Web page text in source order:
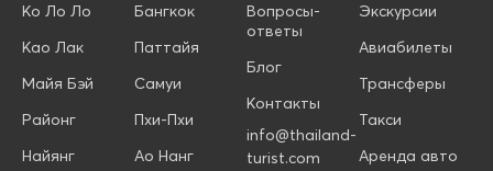
Ко Ло Ло
Као Лак
Майя Бэй
Районг
Найянг
Бангкок
Паттайя
Самуи
Пхи-Пхи
Ао Нанг
Вопросы-
ответы
Блог
Контакты
info@thailand-
turist.com
Экскурсии
Авиабилеты
Трансферы
Такси
Аренда авто